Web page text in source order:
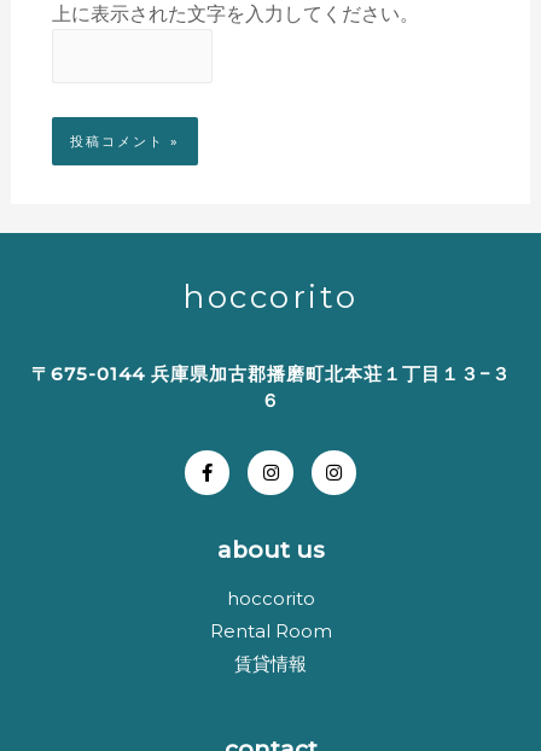
上に表示された文字を入力してください。
hoccorito
〒675-0144 兵庫県加古郡播磨町北本荘１丁目１３−３
６
about us
hoccorito
Rental Room
賃貸情報